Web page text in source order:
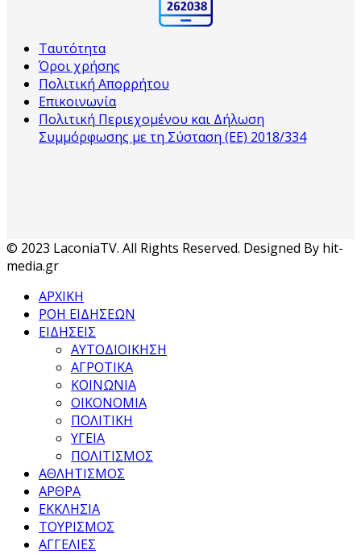
Ταυτότητα
Όροι χρήσης
Πολιτική Απορρήτου
Επικοινωνία
Πολιτική Περιεχομένου και Δήλωση
Συμμόρφωσης με τη Σύσταση (ΕΕ) 2018/334
© 2023 LaconiaTV. All Rights Reserved. Designed By hit-
media.gr
ΑΡΧΙΚΗ
ΡΟΗ ΕΙΔΗΣΕΩΝ
ΕΙΔΗΣΕΙΣ
ΑΥΤΟΔΙΟΙΚΗΣΗ
ΑΓΡΟΤΙΚΑ
ΚΟΙΝΩΝΙΑ
ΟΙΚΟΝΟΜΙΑ
ΠΟΛΙΤΙΚΗ
ΥΓΕΙΑ
ΠΟΛΙΤΙΣΜΟΣ
ΑΘΛΗΤΙΣΜΟΣ
ΑΡΘΡΑ
ΕΚΚΛΗΣΙΑ
ΤΟΥΡΙΣΜΟΣ
ΑΓΓΕΛΙΕΣ